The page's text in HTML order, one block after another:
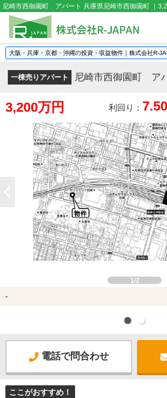
大阪・兵庫・京都・沖縄の投資・収益物件｜株式会社R-
一棟売りアパート 尼崎市西御園町 ア
3,200万円 利回り：
1/2
-
電話で問合わせ
ここがおすすめ！